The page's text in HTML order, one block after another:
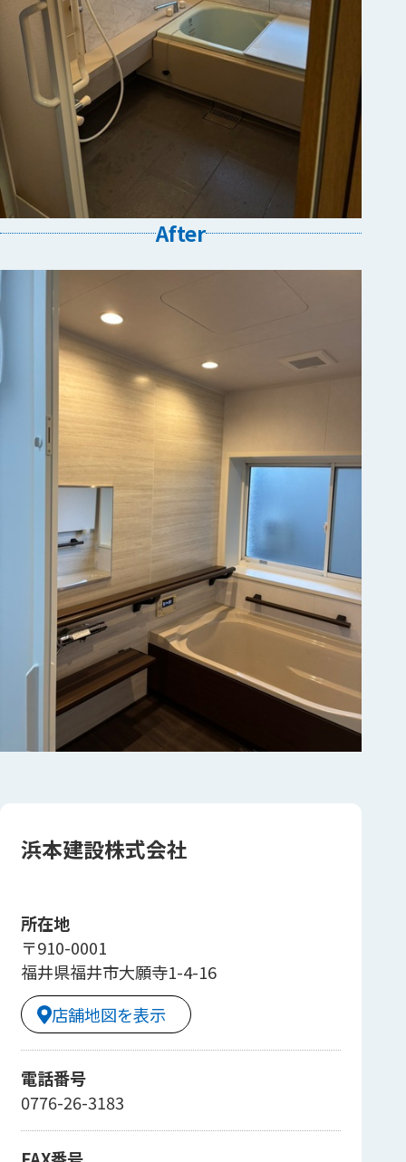
After
浜本建設株式会社
所在地
〒910-0001
福井県福井市大願寺1-4-16
店舗地図を表示
電話番号
0776-26-3183